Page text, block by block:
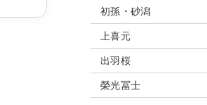
初孫・砂潟
上喜元
出羽桜
榮光冨士